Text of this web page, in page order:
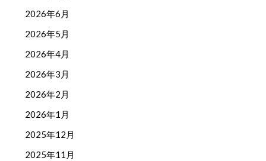
2026年6月
2026年5月
2026年4月
2026年3月
2026年2月
2026年1月
2025年12月
2025年11月